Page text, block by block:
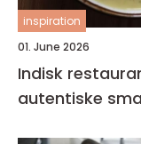
inspiration
01. June 2026
Indisk
autentiske